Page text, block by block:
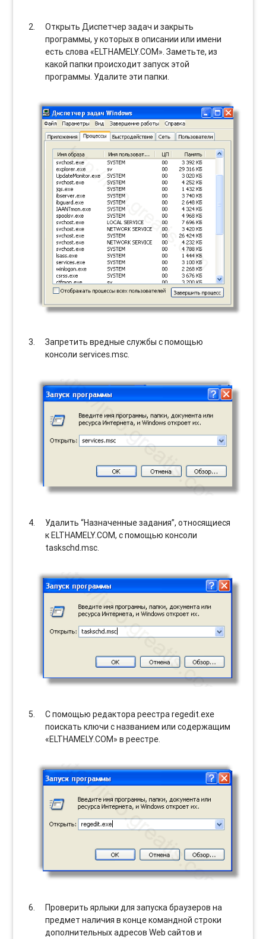
Открыть Диспетчер задач и закрыть
программы, у которых в описании или имени
есть слова «ELTHAMELY.COM». Заметьте, из
какой папки происходит запуск этой
программы. Удалите эти папки.
Запретить вредные службы с помощью
консоли services.msc.
Удалить “Назначенные задания”, относящиеся
к ELTHAMELY.COM, с помощью консоли
taskschd.msc.
С помощью редактора реестра regedit.exe
поискать ключи с названием или содержащим
«ELTHAMELY.COM» в реестре.
Проверить ярлыки для запуска браузеров на
предмет наличия в конце командной строки
дополнительных адресов Web сайтов и